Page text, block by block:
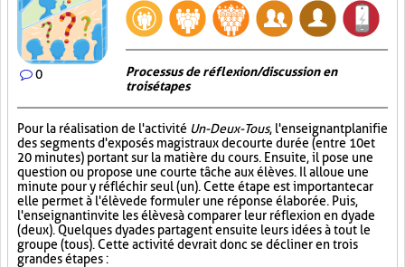
0
Processus de réflexion/discussion en
trois étapes
Pour la réalisation de l'activité Un-Deux-Tous, l'enseignant planifie
des segments d'exposés magistraux de courte durée (entre 10 et
20 minutes) portant sur la matière du cours. Ensuite, il pose une
question ou propose une courte tâche aux élèves. Il alloue une
minute pour y réfléchir seul (un). Cette étape est importante car
elle permet à l'élève de formuler une réponse élaborée. Puis,
l'enseignant invite les élèves à comparer leur réflexion en dyade
(deux). Quelques dyades partagent ensuite leurs idées à tout le
groupe (tous). Cette activité devrait donc se décliner en trois
grandes étapes :